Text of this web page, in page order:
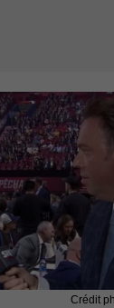
Crédit